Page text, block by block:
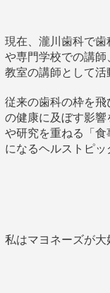
現在、瀧川歯科で
や専門学校での講
教室の講師として活
従来の歯科の枠を
の健康に及ぼす影
や研究を重ねる「
になるヘルストピッ
私はマヨネーズが大